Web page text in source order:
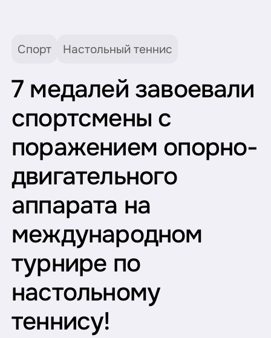
Спорт Настольный теннис
7 медалей завоевали
спортсмены с
поражением опорно-
двигательного
аппарата на
международном
турнире по
настольному
теннису!